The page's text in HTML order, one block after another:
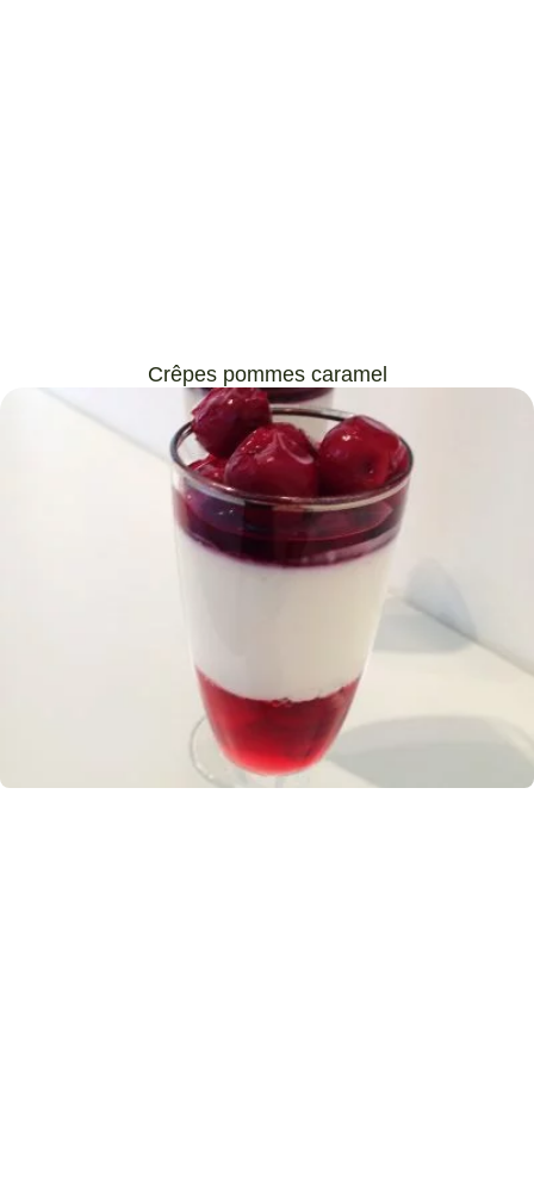
Crêpes pommes caramel